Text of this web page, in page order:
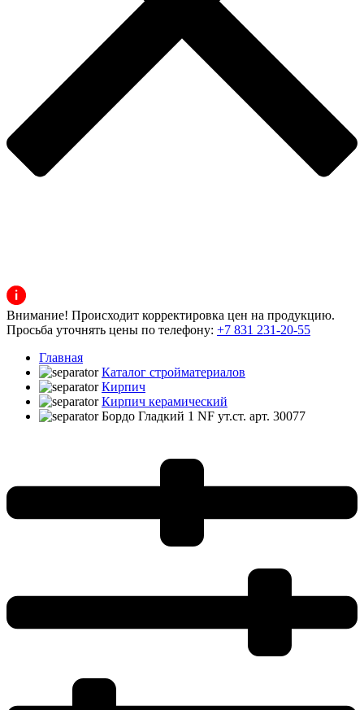
Внимание! Происходит корректировка цен на продукцию.
Просьба уточнять цены по телефону: +7 831 231-20-55
Главная
Каталог стройматериалов
Кирпич
Кирпич керамический
Бордо Гладкий 1 NF ут.ст. арт. 30077